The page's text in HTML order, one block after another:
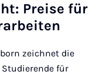
Prei­se für
zeichnet die
für